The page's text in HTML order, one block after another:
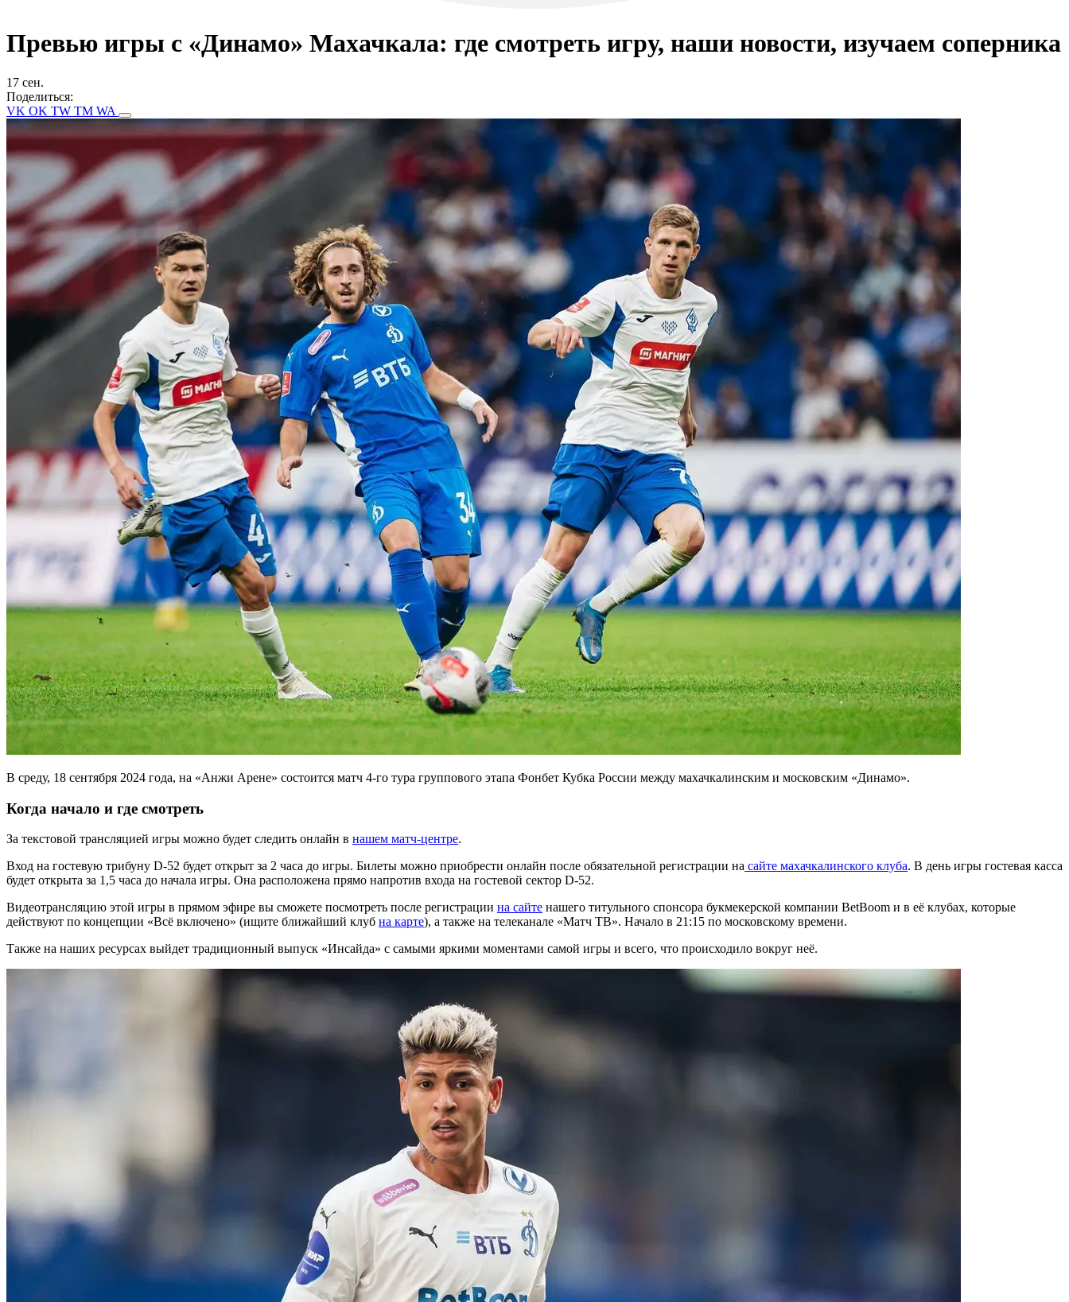
Превью игры с «Динамо» Махачкала: где смотреть игру, наши новости, изучаем соперника
17 сен.
Поделиться:
VK OK TW TM WA
В среду, 18 сентября 2024 года, на «Анжи Арене» состоится матч 4-го тура группового этапа Фонбет Кубка России между махачкалинским и московским «Динамо».
Когда начало и где смотреть
За текстовой трансляцией игры можно будет следить онлайн в нашем матч-центре.
Вход на гостевую трибуну D-52 будет открыт за 2 часа до игры. Билеты можно приобрести онлайн после обязательной регистрации на сайте махачкалинского клуба. В день игры гостевая касса
будет открыта за 1,5 часа до начала игры. Она расположена прямо напротив входа на гостевой сектор D-52.
Видеотрансляцию этой игры в прямом эфире вы сможете посмотреть после регистрации на сайте нашего титульного спонсора букмекерской компании BetBoom и в её клубах, которые
действуют по концепции «Всё включено» (ищите ближайший клуб на карте), а также на телеканале «Матч ТВ». Начало в 21:15 по московскому времени.
Также на наших ресурсах выйдет традиционный выпуск «Инсайда» с самыми яркими моментами самой игры и всего, что происходило вокруг неё.